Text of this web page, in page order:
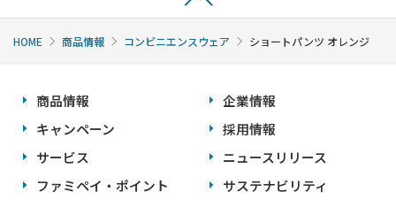
HOME 商品情報 コンビニエンスウェア ショートパンツ オレンジ
商品情報
キャンペーン
サービス
ファミペイ・ポイント
企業情報
採用情報
ニュースリリース
サステナビリティ